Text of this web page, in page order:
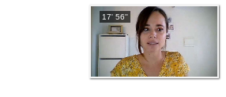
17' 56''